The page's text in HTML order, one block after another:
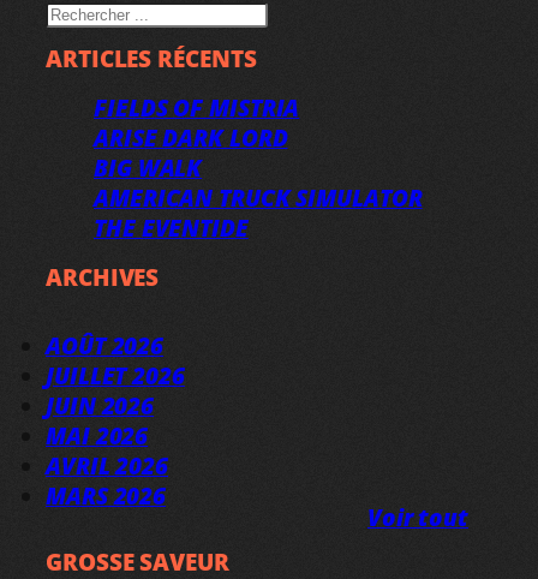
RECHERCHER
ARTICLES RÉCENTS
FIELDS OF MISTRIA
ARISE DARK LORD
BIG WALK
AMERICAN TRUCK SIMULATOR
THE EVENTIDE
ARCHIVES
AOÛT 2026
JUILLET 2026
JUIN 2026
MAI 2026
AVRIL 2026
MARS 2026
Voir tout
GROSSE SAVEUR